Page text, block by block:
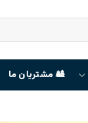
🎎 مشتریان ما